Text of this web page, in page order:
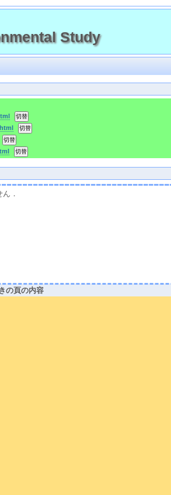
Study
．
の頁の内容